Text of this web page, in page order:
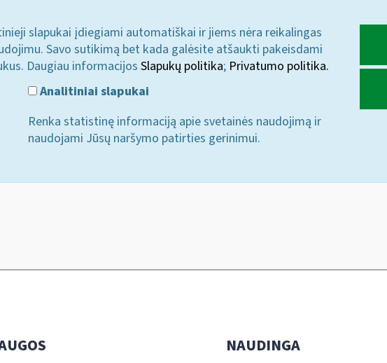
slapukai įdiegiami automatiškai ir jiems nėra reikalingas
Savo sutikimą bet kada galėsite atšaukti pakeisdami
Daugiau informacijos Slapukų politika; Privatumo politika.
Analitiniai slapukai
Renka statistinę informaciją apie svetainės naudojimą ir
naudojami Jūsų naršymo patirties gerinimui.
NAUDINGA